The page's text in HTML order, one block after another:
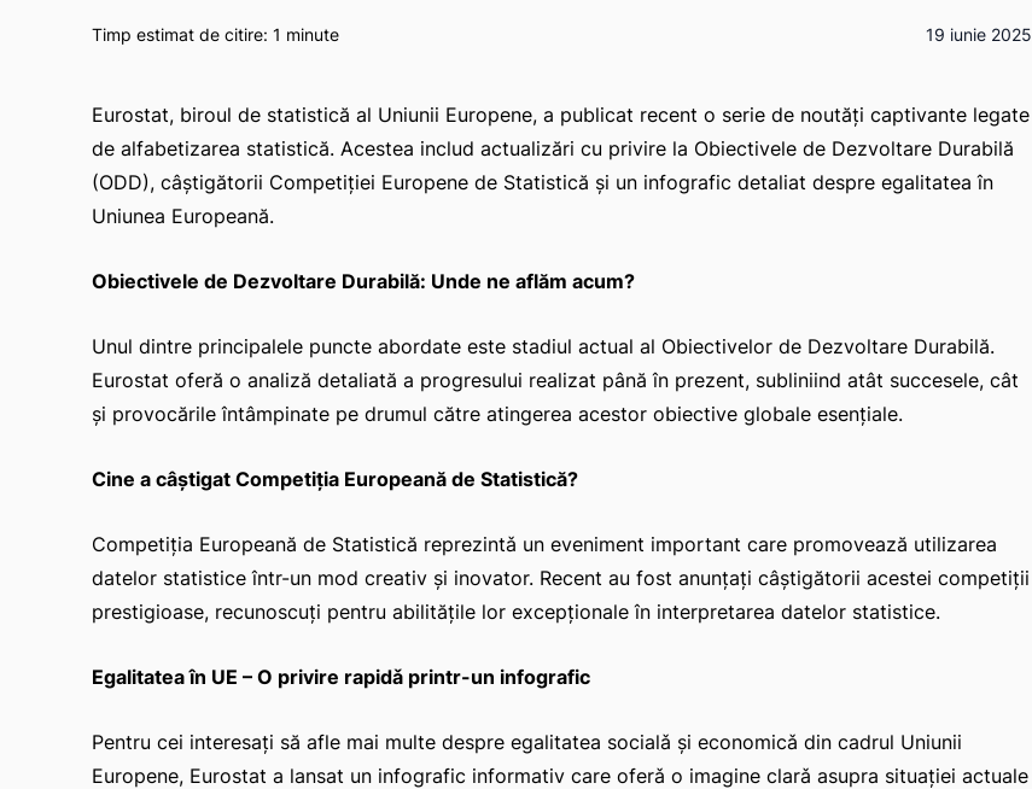
Timp estimat de citire: 1 minute 19 iunie 2025
Eurostat, biroul de statistică al Uniunii Europene, a publicat recent o serie de noutăți captivante legate
de alfabetizarea statistică. Acestea includ actualizări cu privire la Obiectivele de Dezvoltare Durabilă
(ODD), câștigătorii Competiției Europene de Statistică și un infografic detaliat despre egalitatea în
Uniunea Europeană.
Obiectivele de Dezvoltare Durabilă: Unde ne aflăm acum?
Unul dintre principalele puncte abordate este stadiul actual al Obiectivelor de Dezvoltare Durabilă.
Eurostat oferă o analiză detaliată a progresului realizat până în prezent, subliniind atât succesele, cât
și provocările întâmpinate pe drumul către atingerea acestor obiective globale esențiale.
Cine a câștigat Competiția Europeană de Statistică?
Competiția Europeană de Statistică reprezintǎ un eveniment important care promovează utilizarea
datelor statistice într-un mod creativ și inovator. Recent au fost anunțați câștigătorii acestei competiții
prestigioase, recunoscuți pentru abilitățile lor excepționale în interpretarea datelor statistice.
Egalitatea în UE – O privire rapidǎ printr-un infografic
Pentru cei interesați să afle mai multe despre egalitatea socialǎ și economicǎ din cadrul Uniunii
Europene, Eurostat a lansat un infografic informativ care oferǎ o imagine clarǎ asupra situației actuale